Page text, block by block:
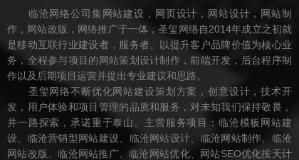
临沧网络公司集网站建设，网页设计，网站设计，网站制
作，网站改版，网络推广于一体，圣玺网络自2014年成立之初就
是移动互联行业建设者，服务者。以提升客户品牌价值为核心业
务，全程参与项目的网站策划设计制作，前端开发，后台程序制
作以及后期项目运营并提出专业建议和思路。
圣玺网络不断优化网站建设策划方案，创意设计，技术开
发，用户体验和项目管理的品质和服务，对未知我们保持敬畏，
并一路探索，承诺重于泰山。主营服务项目：临沧模板网站建
设、临沧营销型网站建设、临沧网站设计、临沧网站制作、临沧
网站改版、临沧网站推广、临沧网站优化、网站SEO优化按天计